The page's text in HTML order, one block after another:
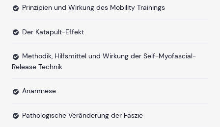
Prinzipien und Wirkung des Mobility Trainings
Der Katapult-Effekt
Methodik, Hilfsmittel und Wirkung der Self-Myofascial-
Release Technik
Anamnese
Pathologische Veränderung der Faszie